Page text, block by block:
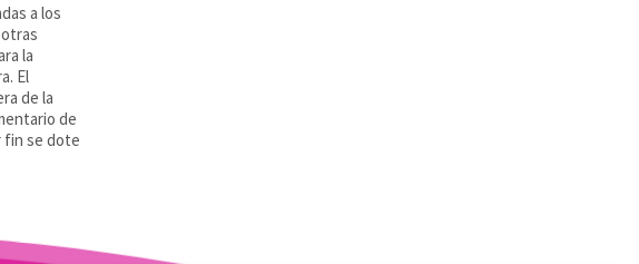
a los
la
El
de la
de
fin se dote